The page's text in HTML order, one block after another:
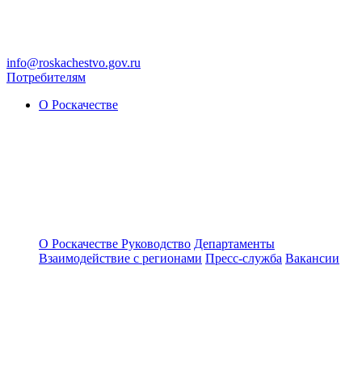
info@roskachestvo.gov.ru
Потребителям
О Роскачестве
О Роскачестве Руководство Департаменты
Взаимодействие с регионами Пресс-служба Вакансии